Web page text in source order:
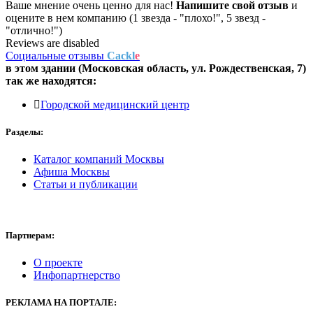
Ваше мнение очень ценно для нас! Напишите свой отзыв и
оцените в нем компанию (1 звезда - "плохо!", 5 звезд -
"отлично!")
Reviews are disabled
Социальные отзывы Cackle
в этом здании (Московская область, ул. Рождественская, 7)
так же находятся:
Городской медицинский центр
Разделы:
Каталог компаний Москвы
Афиша Москвы
Статьи и публикации
Партнерам:
О проекте
Инфопартнерство
РЕКЛАМАНА ПОРТАЛЕ: